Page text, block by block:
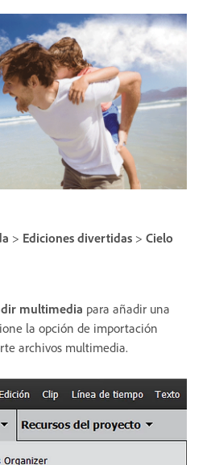
> Ediciones divertidas > Cielo
multimedia para añadir una
la opción de importación
archivos multimedia.